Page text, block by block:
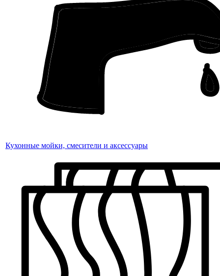
Кухонные мойки, смесители и аксессуары